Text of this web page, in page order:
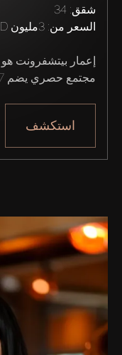
شقق: 34
السعر من: 3مليون AED
مجتمع حصري يضم 27 ناطحة سحاب سكنية.
استكشف